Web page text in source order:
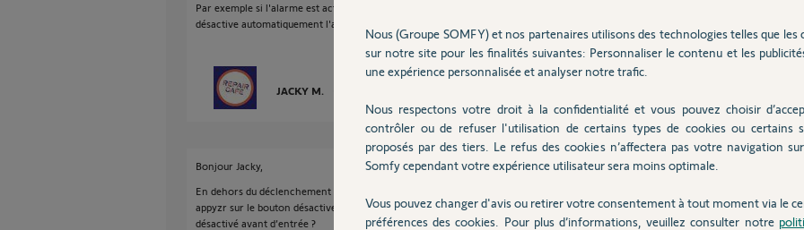
Par exemple si l'alarme est activé et que vous entrez par la porte d'entrée avec le badge, il
désactive automatiquement l'alarme.
JACKY M.
Bonjour Jacky,
En dehors du déclenchement automatique, ce que je voulais dire c’est que si mon fils
appyzr sur le bouton désactiver dé l’alarme , coment mon fils c’est que l’alarme a bien été
désactivé avant d’entrée ?
Protect
7réponses
Nous (Groupe SOMFY) et nos partenaires utilisons des technologies telles que les
sur notre site pour les finalités suivantes: Personnaliser le contenu et les
une expérience personnalisée et analyser notre trafic.
Nous respectons votre droit à la confidentialité et vous pouvez choisir
contrôler ou de refuser l'utilisation de certains types de cookies ou certains
proposés par des tiers. Le refus des cookies n’affectera pas votre navigation
Somfy cependant votre expérience utilisateur sera moins optimale.
Vous pouvez changer d'avis ou retirer votre consentement à tout moment via le
préférences des cookies. Pour plus d’informations, veuillez consulter notre